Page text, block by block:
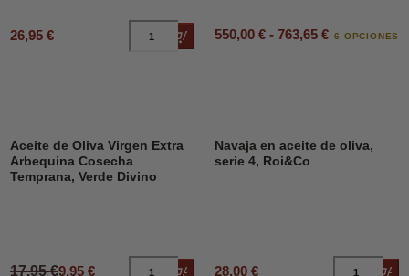
26,95 € Añadir al carrito
550,00 € - 763,65 € 6 OPCIONES
DESCUENTO45%
Aceite de Oliva Virgen Extra
Arbequina Cosecha
Temprana, Verde Divino
17,95 €9,95 € Añadir al carrito
Navaja en aceite de oliva,
serie 4, Roi&Co
28,00 €